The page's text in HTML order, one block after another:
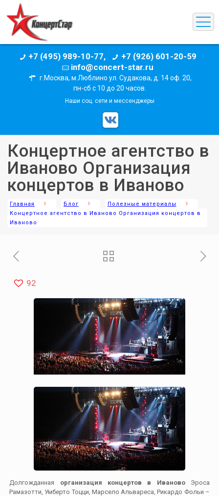
+7 (495) 989-10-77,
+7 (926) 601-20-59
info@concert-star.ru
г.Москва, м.Люблино ул. Судакова, д. 14 оф. 20,
пн-сб с 10 до 20 часов.
Наши соц. сети и мессенджеры
Концертное агентство в
Иваново Организация
концертов в Иваново
Главная Блог
Полезные материалы
Концертное агентство в Иваново Организация концертов в
Иваново
92
Долгожданная организация концертов в ИвановоЭроса
Рамазотти, Умберто Тоцци, Марсело Альвареса, Рикардо Фольи –